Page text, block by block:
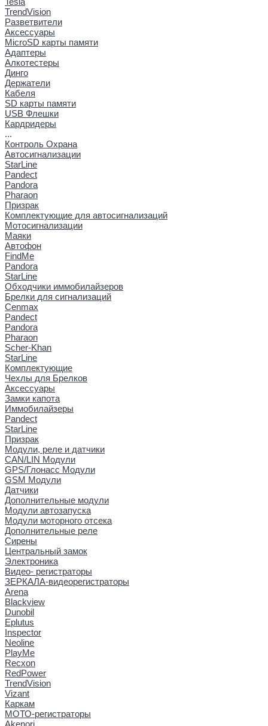
TrendVision
Разветвители
Аксессуары
MicroSD карты памяти
Адаптеры
Алкотестеры
Динго
Держатели
Кабеля
SD карты памяти
USB Флешки
Кардридеры
...
Контроль Охрана
Автосигнализации
StarLine
Pandect
Pandora
Pharaon
Призрак
Комплектующие для автосигнализаций
Мотосигнализации
Маяки
Автофон
FindMe
Pandora
StarLine
Обходчики иммобилайзеров
Брелки для сигнализаций
Cenmax
Pandect
Pandora
Pharaon
Scher-Khan
StarLine
Комплектующие
Чехлы для Брелков
Аксессуары
Замки капота
Иммобилайзеры
Pandect
StarLine
Призрак
Модули, реле и датчики
CAN/LIN Модули
GPS/Глонасс Модули
GSM Модули
Датчики
Дополнительные модули
Модули автозапуска
Модули моторного отсека
Дополнительные реле
Сирены
Центральный замок
Электроника
Видео- регистраторы
ЗЕРКАЛА-видеорегистраторы
Arena
Blackview
Dunobil
Eplutus
Inspector
Neoline
PlayMe
Recxon
RedPower
TrendVision
Vizant
Каркам
МОТО-регистраторы
Akenori